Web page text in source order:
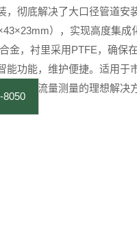
，彻底解决了大口径管道安
），实现高度集成
金，衬里采用PTFE，确保
能功能，维护便捷。适用于
现代化流量测量的理想解决
8050